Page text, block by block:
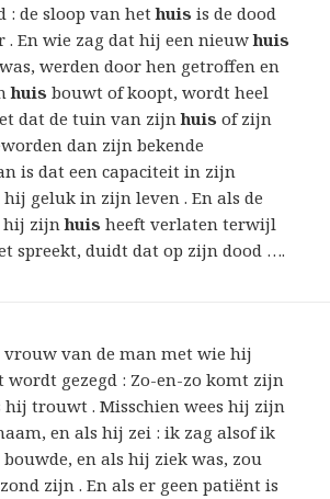
: de sloop van hethuis is de dood
. En wie zag dat hij een nieuwhuis
werden door hen getroffen en
huis bouwt of koopt, wordt heel
dat de tuin van zijnhuis of zijn
dan zijn bekende
is dat een capaciteit in zijn
geluk in zijn leven . En als de
hij zijnhuis heeft verlaten terwijl
spreekt, duidt dat op zijn dood ….
vrouw van de man met wie hij
wordt gezegd : Zo-en-zo komt zijn
hij trouwt . Misschien wees hij zijn
en als hij zei : ik zag alsof ik
bouwde, en als hij ziek was, zou
zijn . En als er geen patiënt is